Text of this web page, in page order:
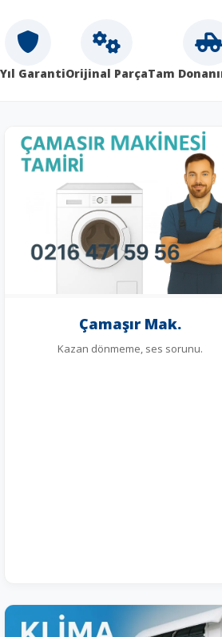
GarantiOrijinal ParçaTam
Çamaşır Mak.
Kazan dönmeme, ses sorunu.